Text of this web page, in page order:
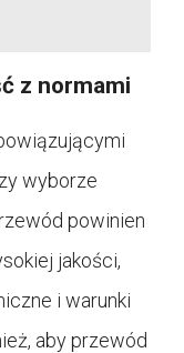
z normami
wyborze
powinien
jakości,
i warunki
aby przewód